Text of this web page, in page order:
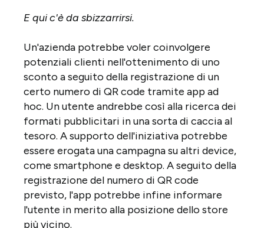
E qui c'è da sbizzarrirsi.
Un'azienda potrebbe voler coinvolgere
potenziali clienti nell'ottenimento di uno
sconto a seguito della registrazione di un
certo numero di QR code tramite app ad
hoc. Un utente andrebbe così alla ricerca dei
formati pubblicitari in una sorta di caccia al
tesoro. A supporto dell'iniziativa potrebbe
essere erogata una campagna su altri device,
come smartphone e desktop. A seguito della
registrazione del numero di QR code
previsto, l'app potrebbe infine informare
l'utente in merito alla posizione dello store
più vicino.